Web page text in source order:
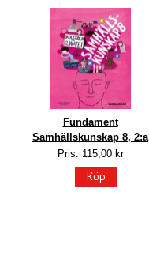
Fundament
Samhällskunskap 8, 2:a
upplagan
Pris: 115,00 kr
Köp